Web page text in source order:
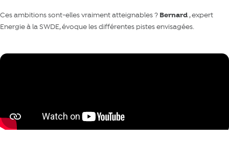
Ces ambitions sont-elles vraiment atteignables ? Bernard , expert
Energie à la SWDE, évoque les différentes pistes envisagées.